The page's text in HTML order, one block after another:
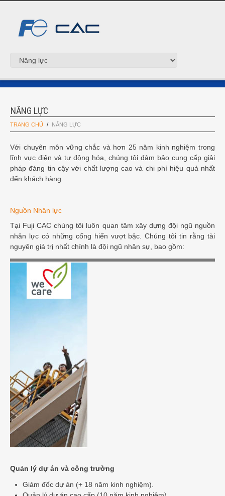
NĂNG LỰC
TRANG CHỦ NĂNG LỰC
Với chuyên môn vững chắc và hơn 25 năm kinh nghiệm trong
lĩnh vực điện và tự động hóa, chúng tôi đảm bảo cung cấp giải
pháp đáng tin cậy với chất lượng cao và chi phí hiệu quả nhất
đến khách hàng.
Nguồn Nhân lực
Tại Fuji CAC chúng tôi luôn quan tâm xây dựng đội ngũ nguồn
nhân lực có những cống hiến vượt bậc. Chúng tôi tin rằng tài
nguyên giá trị nhất chính là đội ngũ nhân sự, bao gồm:
Quản lý dự án và công trường
Giám đốc dự án (+ 18 năm kinh nghiệm).